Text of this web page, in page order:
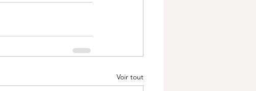
Voir tout